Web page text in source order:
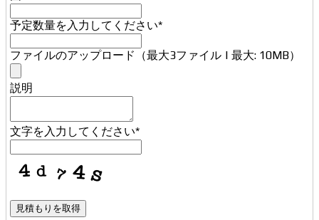
予定数量を入力してください*
ファイルのアップロード（最大3ファイル | 最大: 10MB）
説明
文字を入力してください*
見積もりを取得